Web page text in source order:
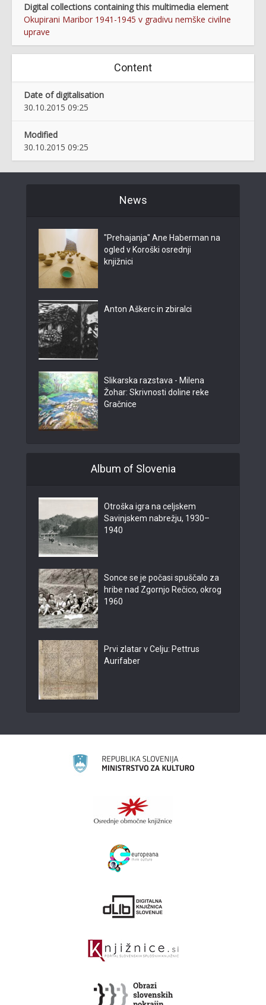
Digital collections containing this multimedia element
Okupirani Maribor 1941-1945 v gradivu nemške civilne
uprave
Content
Date of digitalisation
30.10.2015 09:25
Modified
30.10.2015 09:25
News
"Prehajanja" Ane Haberman na
ogled v Koroški osrednji
knjižnici
Anton Aškerc in zbiralci
Slikarska razstava - Milena
Žohar: Skrivnosti doline reke
Gračnice
Album of Slovenia
Otroška igra na celjskem
Savinjskem nabrežju, 1930–
1940
Sonce se je počasi spuščalo za
hribe nad Zgornjo Rečico, okrog
1960
Prvi zlatar v Celju: Pettrus
Aurifaber